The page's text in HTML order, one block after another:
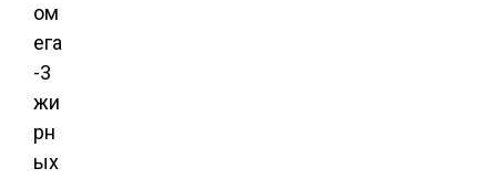
ом
ега
-3
жи
рн
ых